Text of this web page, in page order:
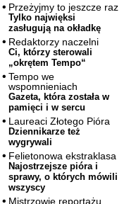
Przeżyjmy to jeszcze raz
Tylko najwięksi
zasługują na okładkę
Redaktorzy naczelni
Ci, którzy sterowali
„okrętem Tempo“
Tempo we
wspomnieniach
Gazeta, która została w
pamięci i w sercu
Laureaci Złotego Pióra
Dziennikarze też
wygrywali
Felietonowa ekstraklasa
Najostrzejsze pióra i
sprawy, o których mówili
wszyscy
Mistrzowie reportażu